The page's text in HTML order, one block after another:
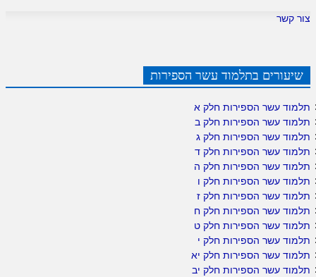
צור קשר
שיעורים בתלמוד עשר הספירות
תלמוד עשר הספירות חלק א
תלמוד עשר הספירות חלק ב
תלמוד עשר הספירות חלק ג
תלמוד עשר הספירות חלק ד
תלמוד עשר הספירות חלק ה
תלמוד עשר הספירות חלק ו
תלמוד עשר הספירות חלק ז
תלמוד עשר הספירות חלק ח
תלמוד עשר הספירות חלק ט
תלמוד עשר הספירות חלק י
תלמוד עשר הספירות חלק יא
תלמוד עשר הספירות חלק יב